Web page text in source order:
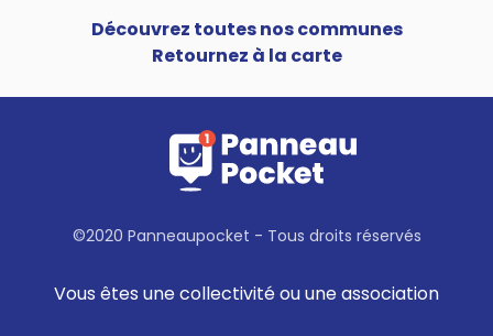
Découvrez toutes nos communes
Retournez à la carte
©2020 Panneaupocket - Tous droits réservés
Vous êtes une collectivité ou une association